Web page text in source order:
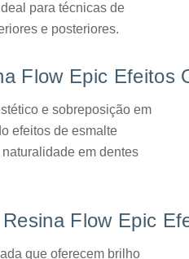
para técnicas de
e posteriores.
Flow Epic Efeitos
e sobreposição em
efeitos de esmalte
em dentes
Flow Epic
que oferecem brilho